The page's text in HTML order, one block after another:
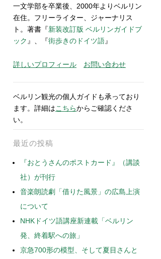
一文学部を卒業後、2000年よりベルリン
在住。フリーライター、ジャーナリス
ト。著書『新装改訂版 ベルリンガイドブ
ック 』、『街歩きのドイツ語』
詳しいプロフィール お問い合わせ
ベルリン観光の個人ガイドも承っており
ます。詳細はこちらからご確認くださ
い。
最近の投稿
『おとうさんのポストカード』（講談
社）が刊行
音楽朗読劇「借りた風景」の広島上演
について
NHKドイツ語講座新連載「ベルリン
発、終着駅への旅」
京急700形の模型、そして夏目さんと